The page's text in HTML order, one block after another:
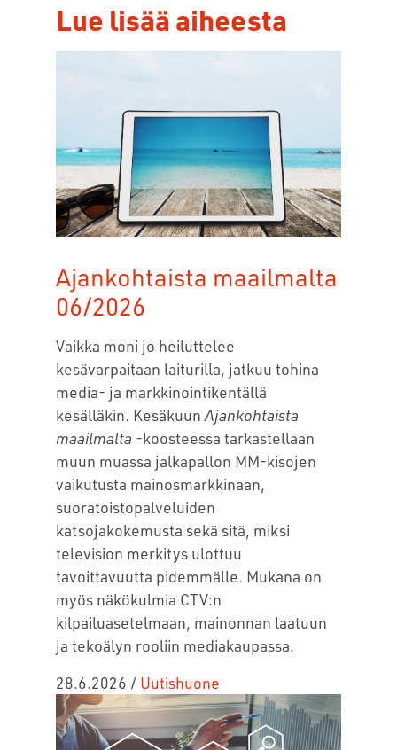
Lue lisää aiheesta
Ajankohtaista maailmalta
06/2026
Vaikka moni jo heiluttelee
kesävarpaitaan laiturilla, jatkuu tohina
media- ja markkinointikentällä
kesälläkin. Kesäkuun Ajankohtaista
maailmalta -koosteessa tarkastellaan
muun muassa jalkapallon MM-kisojen
vaikutusta mainosmarkkinaan,
suoratoistopalveluiden
katsojakokemusta sekä sitä, miksi
television merkitys ulottuu
tavoittavuutta pidemmälle. Mukana on
myös näkökulmia CTV:n
kilpailuasetelmaan, mainonnan laatuun
ja tekoälyn rooliin mediakaupassa.
28.6.2026 / Uutishuone